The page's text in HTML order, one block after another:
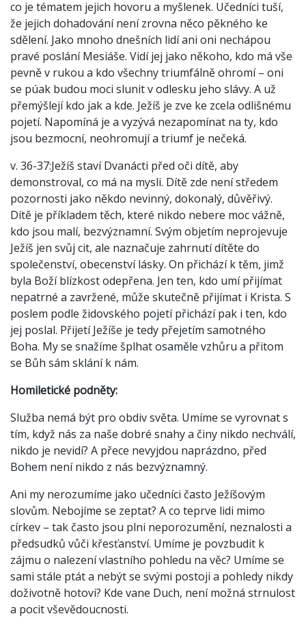
co je tématem jejich hovoru a myšlenek. Učedníci tuší,
že jejich dohadování není zrovna něco pěkného ke
sdělení. Jako mnoho dnešních lidí ani oni nechápou
pravé poslání Mesiáše. Vidí jej jako někoho, kdo má vše
pevně v rukou a kdo všechny triumfálně ohromí – oni
se púak budou moci slunit v odlesku jeho slávy. A už
přemýšlejí kdo jak a kde. Ježíš je zve ke zcela odlišnému
pojetí. Napomíná je a vyzývá nezapomínat na ty, kdo
jsou bezmocní, neohromují a triumf je nečeká.
v. 36-37:Ježíš staví Dvanácti před oči dítě, aby
demonstroval, co má na mysli. Dítě zde není středem
pozornosti jako někdo nevinný, dokonalý, důvěřivý.
Dítě je příkladem těch, které nikdo nebere moc vážně,
kdo jsou malí, bezvýznamní. Svým objetím neprojevuje
Ježíš jen svůj cit, ale naznačuje zahrnutí dítěte do
společenství, obecenství lásky. On přichází k těm, jimž
byla Boží blízkost odepřena. Jen ten, kdo umí přijímat
nepatrné a zavržené, může skutečně přijímat i Krista. S
poslem podle židovského pojetí přichází pak i ten, kdo
jej poslal. Přijetí Ježíše je tedy přejetím samotného
Boha. My se snažíme šplhat osaměle vzhůru a přitom
se Bůh sám sklání k nám.
Homiletické podněty:
Služba nemá být pro obdiv světa. Umíme se vyrovnat s
tím, když nás za naše dobré snahy a činy nikdo nechválí,
nikdo je nevidí? A přece nevyjdou naprázdno, před
Bohem není nikdo z nás bezvýznamný.
Ani my nerozumíme jako učedníci často Ježíšovým
slovům. Nebojíme se zeptat? A co teprve lidi mimo
církev – tak často jsou plni neporozumění, neznalosti a
předsudků vůči křesťanství. Umíme je povzbudit k
zájmu o nalezení vlastního pohledu na věc? Umíme se
sami stále ptát a nebýt se svými postoji a pohledy nikdy
doživotně hotovi? Kde vane Duch, není možná strnulost
a pocit vševědoucnosti.